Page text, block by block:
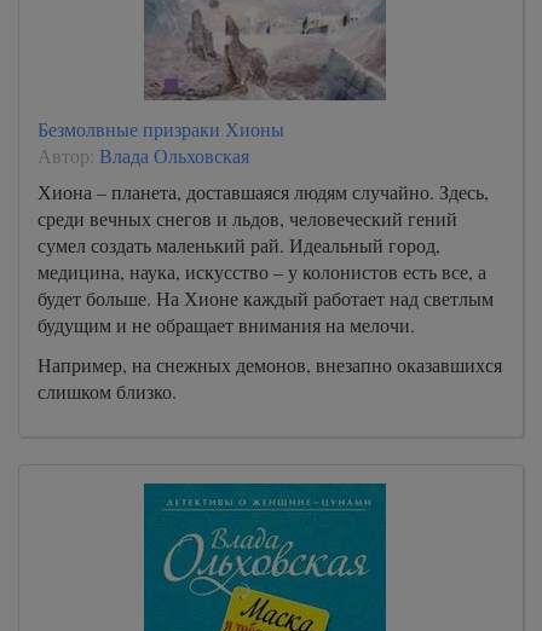
Безмолвные призраки Хионы
Автор: Влада Ольховская
Хиона – планета, доставшаяся людям случайно. Здесь,
среди вечных снегов и льдов, человеческий гений
сумел создать маленький рай. Идеальный город,
медицина, наука, искусство – у колонистов есть все, а
будет больше. На Хионе каждый работает над светлым
будущим и не обращает внимания на мелочи.
Например, на снежных демонов, внезапно оказавшихся
слишком близко.